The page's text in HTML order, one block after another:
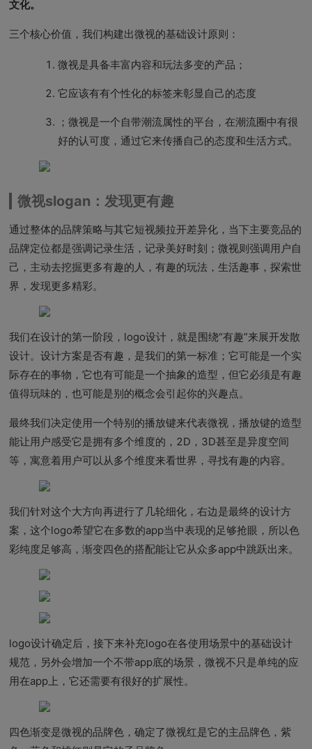
文化。
三个核心价值，我们构建出微视的基础设计原则：
微视是具备丰富内容和玩法多变的产品；
它应该有有个性化的标签来彰显自己的态度
；微视是一个自带潮流属性的平台，在潮流圈中有很
好的认可度，通过它来传播自己的态度和生活方式。
微视slogan：发现更有趣
通过整体的品牌策略与其它短视频拉开差异化，当下主要竞品的
品牌定位都是强调记录生活，记录美好时刻；微视则强调用户自
己，主动去挖掘更多有趣的人，有趣的玩法，生活趣事，探索世
界，发现更多精彩。
我们在设计的第一阶段，logo设计，就是围绕“有趣”来展开发散
设计。设计方案是否有趣，是我们的第一标准；它可能是一个实
际存在的事物，它也有可能是一个抽象的造型，但它必须是有趣
值得玩味的，也可能是别的概念会引起你的兴趣点。
最终我们决定使用一个特别的播放键来代表微视，播放键的造型
能让用户感受它是拥有多个维度的，2D，3D甚至是异度空间
等，寓意着用户可以从多个维度来看世界，寻找有趣的内容。
我们针对这个大方向再进行了几轮细化，右边是最终的设计方
案，这个logo希望它在多数的app当中表现的足够抢眼，所以色
彩纯度足够高，渐变四色的搭配能让它从众多app中跳跃出来。
logo设计确定后，接下来补充logo在各使用场景中的基础设计
规范，另外会增加一个不带app底的场景，微视不只是单纯的应
用在app上，它还需要有很好的扩展性。
四色渐变是微视的品牌色，确定了微视红是它的主品牌色，紫